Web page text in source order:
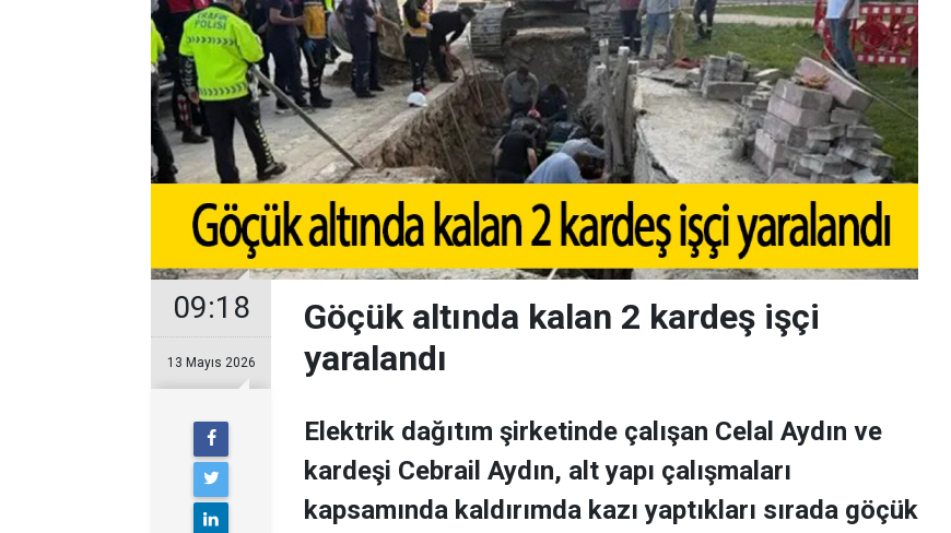
09:18
13 Mayıs 2026
Göçük altında kalan 2 kardeş işçi
yaralandı
Elektrik dağıtım şirketinde çalışan Celal Aydın ve
kardeşi Cebrail Aydın, alt yapı çalışmaları
kapsamında kaldırımda kazı yaptıkları sırada göçük